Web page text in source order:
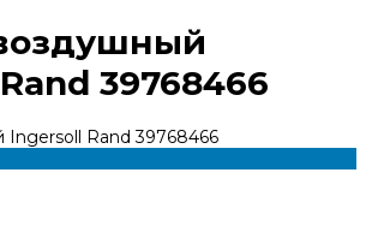
39768466
Rand 39768466